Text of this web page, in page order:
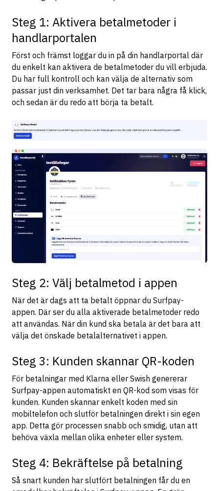
Steg 1: Aktivera betalmetoder i
handlarportalen
Först och främst loggar du in på din handlarportal där
du enkelt kan aktivera de betalmetoder du vill erbjuda.
Du har full kontroll och kan välja de alternativ som
passar just din verksamhet. Det tar bara några få klick,
och sedan är du redo att börja ta betalt.
Steg 2: Välj betalmetod i appen
När det är dags att ta betalt öppnar du Surfpay-
appen. Där ser du alla aktiverade betalmetoder redo
att användas. När din kund ska betala är det bara att
välja det önskade betalalternativet i appen.
Steg 3: Kunden skannar QR-koden
För betalningar med Klarna eller Swish genererar
Surfpay-appen automatiskt en QR-kod som visas för
kunden. Kunden skannar enkelt koden med sin
mobiltelefon och slutför betalningen direkt i sin egen
app. Detta gör processen snabb och smidig, utan att
behöva växla mellan olika enheter eller system.
Steg 4: Bekräftelse på betalning
Så snart kunden har slutfört betalningen får du en